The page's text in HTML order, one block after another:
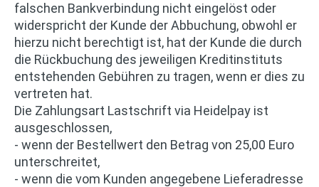
falschen Bankverbindung nicht eingelöst oder
widerspricht der Kunde der Abbuchung, obwohl er
hierzu nicht berechtigt ist, hat der Kunde die durch
die Rückbuchung des jeweiligen Kreditinstituts
entstehenden Gebühren zu tragen, wenn er dies zu
vertreten hat.
Die Zahlungsart Lastschrift via Heidelpay ist
ausgeschlossen,
- wenn der Bestellwert den Betrag von 25,00 Euro
unterschreitet,
- wenn die vom Kunden angegebene Lieferadresse